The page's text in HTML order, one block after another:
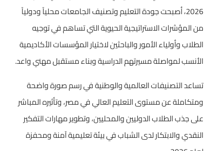
2026، أصبحت جودة التعليم وتصنيف الجامعات محلياً ودولياً
من المؤشرات الاستراتيجية الحيوية التي تساهم في توجيه
الطلاب وأولياء الأمور والباحثين لاختيار المؤسسات الأكاديمية
الأنسب لمواصلة مسيرتهم الدراسية وبناء مستقبل مهني واعد.
تساعد التصنيفات العالمية والوطنية في رسم صورة واضحة
ومتكاملة عن مستوى التعليم العالي في مصر، وتأثيره المباشر
على جذب الطلاب الدوليين والمحليين، وتطوير مهارات التفكير
النقدي والابتكار لدى الشباب في بيئة تعليمية آمنة ومحفزة